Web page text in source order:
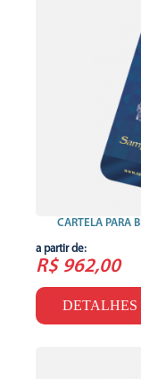
CARTELA PARA
a partir de:
R$ 962,00
DETALHES